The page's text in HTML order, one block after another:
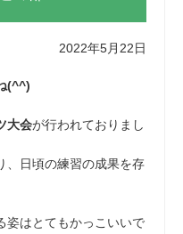
2022年5月22日
(^^)
大会が行われておりまし
、日頃の練習の成果を存
姿はとてもかっこいいで